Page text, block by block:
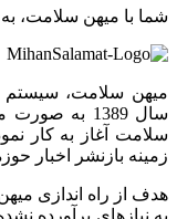
شما با میهن سلامت،
میهن سلامت، سیستم
سال 1389 به
سلامت آغاز به کار
زمینه بازنشر اخبار
هدف از راه اندازی
به نیازهای برآورده